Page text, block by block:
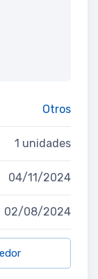
Otros
1 unidades
04/11/2024
02/08/2024